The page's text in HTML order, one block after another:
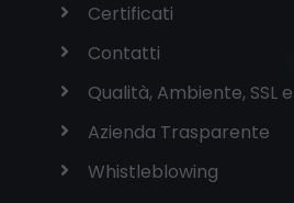
Certificati
Contatti
Qualità, Ambiente, SSL
Azienda Trasparente
Whistleblowing